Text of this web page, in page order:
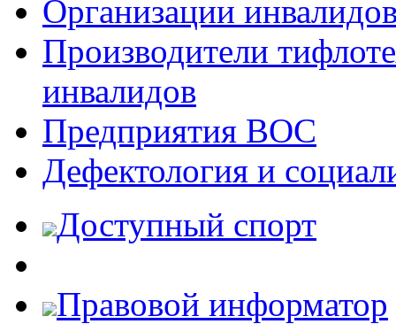
Организации
Производители
инвалидов
Предприятия ВОС
Дефектология и
Доступный спорт
Правовой информатор